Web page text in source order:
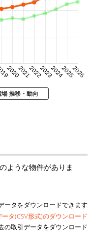
2020202120222023202420252026
推移・動向
ような物件がありま
ータをダウンロードできます
タ(CSV形式)のダウンロード
の取引データをダウンロード